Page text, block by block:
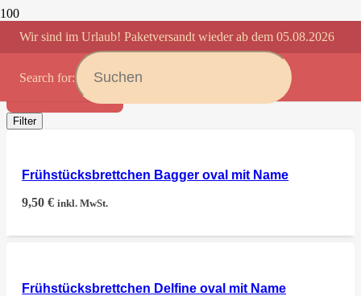
Wir sind im Urlaub! Paketversandt wieder ab dem 05.08.2026
Search for:
BRANDMALEREI
Anwenden
Filter
Frühstücksbrettchen Bagger oval mit Name
9,50€ inkl. MwSt.
Frühstücksbrettchen Delfine oval mit Name